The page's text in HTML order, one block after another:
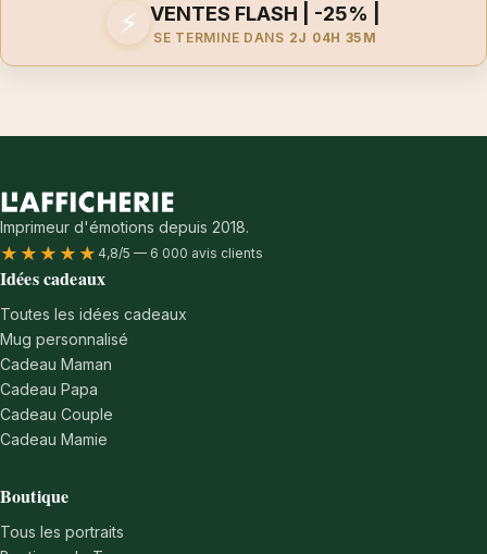
⚡ VENTES FLASH | -25% |
SE TERMINE DANS 2J 04H 35M
Imprimeur d'émotions depuis 2018.
★★★★★ 4,8/5 — 6 000 avis clients
Idées cadeaux
Toutes les idées cadeaux
Mug personnalisé
Cadeau Maman
Cadeau Papa
Cadeau Couple
Cadeau Mamie
Boutique
Tous les portraits